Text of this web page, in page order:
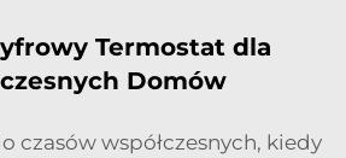
Termostat dla
Domów
czasów współczesnych, kiedy